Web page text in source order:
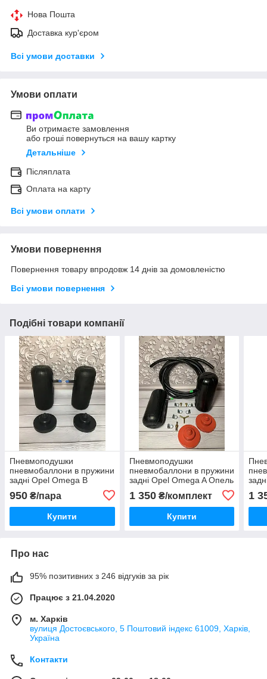
Нова Пошта
Доставка кур'єром
Всі умови доставки
Умови оплати
Ви отримаєте замовлення
або гроші повернуться на вашу картку
Детальніше
Післяплата
Оплата на карту
Всі умови оплати
Умови повернення
Повернення товару впродовж 14 днів за домовленістю
Всі умови повернення
Подібні товари компанії
Пневмоподушки
пневмобаллони в пружини
задні Opel Omega B
950 ₴/пара
Купити
Пневмоподушки
пневмобаллони в пружини
задні Opel Omega A Опель
1 350₴/комплект
Купити
1
Про нас
95% позитивних з 246 відгуків за рік
Працює з 21.04.2020
м. Харків
вулиця Достоєвського, 5 Поштовий індекс 61009, Харків,
Україна
Контакти